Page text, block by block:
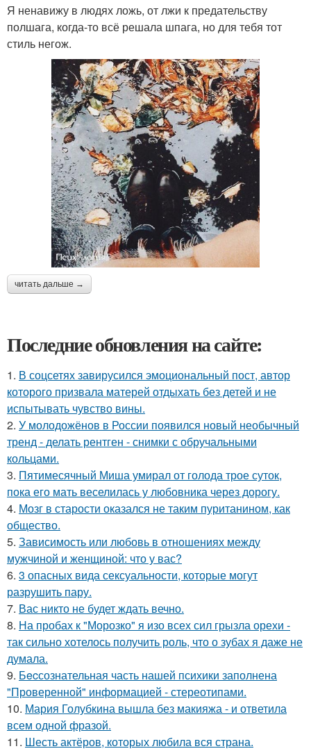
Я ненавижу в людях ложь, от лжи к предательству
полшага, когда-то всё решала шпага, но для тебя тот
стиль негож.
читать дальше →
Последние обновления на сайте:
1. В соцсетях завирусился эмоциональный пост, автор
которого призвала матерей отдыхать без детей и не
испытывать чувство вины.
2. У молодожёнов в России появился новый необычный
тренд - делать рентген - снимки с обручальными
кольцами.
3. Пятимесячный Миша умирал от голода трое суток,
пока его мать веселилась у любовника через дорогу.
4. Мозг в старости оказался не таким пуританином, как
общество.
5. Зависимость или любовь в отношениях между
мужчиной и женщиной: что у вас?
6. 3 опасных вида сексуальности, которые могут
разрушить пару.
7. Вас никто не будет ждать вечно.
8. На пробах к "Морозко" я изо всех сил грызла орехи -
так сильно хотелось получить роль, что о зубах я даже не
думала.
9. Бecсознательная часть нашей психики заполнена
"Проверенной" информацией - стереотипами.
10. Мария Голубкина вышла без макияжа - и ответила
всем одной фразой.
11. Шесть актёров, которых любила вся страна.